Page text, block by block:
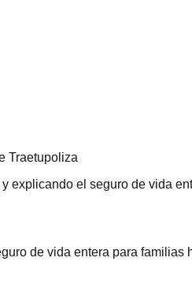
Traetupoliza
explicando el seguro de vida
de vida entera para